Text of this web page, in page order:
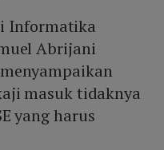
Informatika
Abrijani
masuk tidaknya
yang harus